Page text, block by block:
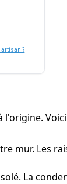
artisan ?
mur. Les
La